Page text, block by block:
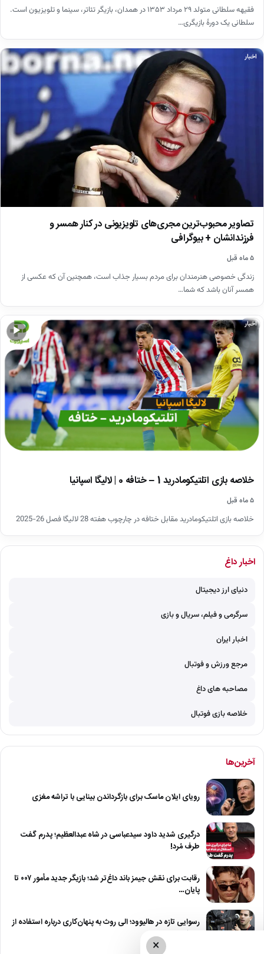
فقیهه سلطانی متولد ۲۹ مرداد ۱۳۵۳ در همدان، بازیگر تئاتر، سینما و تلویزیون است.
سلطانی یک دورهٔ بازیگری…
اخبار
تصاویر محبوب‌ترین مجری‌های تلویزیونی در کنار همسر و
فرزندانشان + بیوگرافی
۵ ماه قبل
زندگی خصوصی هنرمندان برای مردم بسیار جذاب است، همچنین آن که عکسی از
همسر آنان باشد که شما…
▶
اخبار
خلاصه بازی اتلتیکومادرید 1 – ختافه 0 | لالیگا اسپانیا
۵ ماه قبل
خلاصه بازی اتلتیکومادرید مقابل ختافه در چارچوب هفته 28 لالیگا فصل 26-2025
اخبار داغ
دنیای ارز دیجیتال
سرگرمی و فیلم، سریال و بازی
اخبار ایران
مرجع ورزش و فوتبال
مصاحبه های داغ
خلاصه بازی فوتبال
آخرین‌ها
رویای ایلان ماسک برای بازگرداندن بینایی با تراشه مغزی
درگیری شدید داود سیدعباسی در شاه عبدالعظیم؛ پدرم گفت
طرف مُرد!
رقابت برای نقش جیمز باند داغ‌تر شد؛ بازیگر جدید مأمور ۰۰۷ تا
پایان…
رسوایی تازه در هالیوود؛ الی روث به پنهان‌کاری درباره استفاده از
هوش مصنوعی…
×